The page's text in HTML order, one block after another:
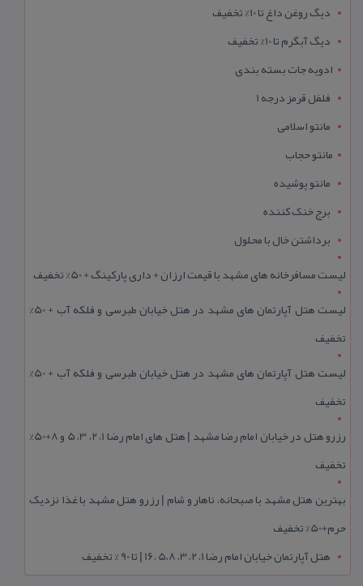
دیگ روغن داغ تا 10% تخفیف
دیگ آبگرم تا 10% تخفیف
ادویه جات بسته بندی
فلفل قرمز درجه 1
مانتو اسلامی
مانتو حجاب
مانتو پوشیده
برج خنک کننده
برداشتن خال با محلول
لیست مسافرخانه های مشهد با قیمت ارزان + داری پارکینگ + 50% تخفیف
لیست هتل آپارتمان های مشهد در هتل خیابان طبرسی و فلکه آب + 50%
تخفیف
لیست هتل آپارتمان های مشهد در هتل خیابان طبرسی و فلکه آب + 50%
تخفیف
رزرو هتل در خیابان امام رضا مشهد | هتل‌ های امام رضا 1، 2، 3، 5 و 8+50%
تخفیف
بهترین هتل مشهد با صبحانه، ناهار و شام | رزرو هتل مشهد با غذا نزدیک
حرم+50% تخفیف
هتل آپارتمان خیابان امام رضا 1، 2، 3، 5،8 ،16 | تا 90 % تخفیف